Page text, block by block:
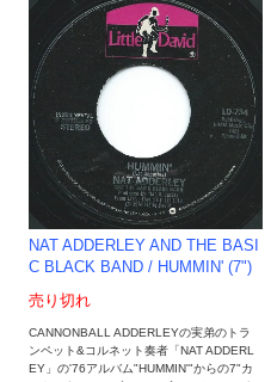
NAT ADDERLEY AND THE BASI
C BLACK BAND / HUMMIN' (7")
売り切れ
CANNONBALL ADDERLEYの実弟のトラ
ンペット&コルネット奏者「NAT ADDERL
EY」の'76アルバム"HUMMIN'"からの7"カ